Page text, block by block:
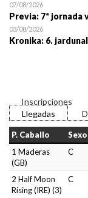
07/08/2026
Previa: 7ª jornada
03/08/2026
Kronika: 6.
Inscripciones
Llegadas
P. Caballo Sexo
1 Maderas
(GB)
C
2 Half Moon
Rising (IRE) (3)
C